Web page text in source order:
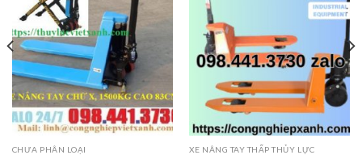
CHƯA PHÂN LOẠI XE NÂNG TAY THẤP THỦY LỰC